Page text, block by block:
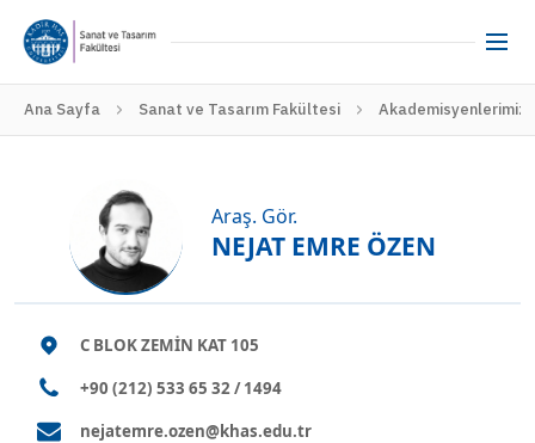
Ana Sayfa Sanat ve Tasarım Fakültesi Akademisyenlerimiz
Araş. Gör.
NEJAT EMRE ÖZEN
C BLOK ZEMİN KAT 105
+90 (212) 533 65 32 / 1494
nejatemre.ozen@khas.edu.tr